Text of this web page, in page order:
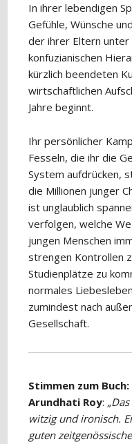
In ihrer lebendigen
Gefühle, Wünsche
der ihrer Eltern unter
konfuzianischen
kürzlich beendeten
wirtschaftlichen
Jahre beginnt.
Ihr persönlicher
Fesseln, die ihr die
System aufdrücken,
die Millionen junger
ist unglaublich
verfolgen, welche
jungen Menschen
strengen Kontrollen
Studienplätze zu
normales
zumindest nach
Gesellschaft.
Stimmen zum Buch:
Arundhati Roy: „
witzig und ironisch.
guten